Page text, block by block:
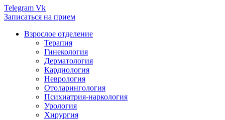
Telegram Vk
Записаться на прием
Взрослое отделение
Терапия
Гинекология
Дерматология
Кардиология
Неврология
Отоларингология
Психиатрия-наркология
Урология
Хирургия